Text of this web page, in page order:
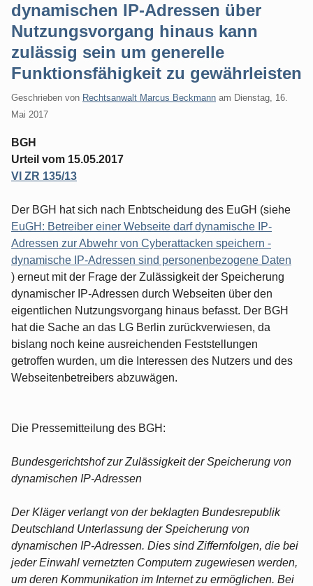
dynamischen IP-Adressen über
Nutzungsvorgang hinaus kann
zulässig sein um generelle
Funktionsfähigkeit zu gewährleisten
Geschrieben von Rechtsanwalt Marcus Beckmann am Dienstag, 16.
Mai 2017
BGH
Urteil vom 15.05.2017
VI ZR 135/13
Der BGH hat sich nach Enbtscheidung des EuGH (siehe
EuGH: Betreiber einer Webseite darf dynamische IP-
Adressen zur Abwehr von Cyberattacken speichern -
dynamische IP-Adressen sind personenbezogene Daten
) erneut mit der Frage der Zulässigkeit der Speicherung
dynamischer IP-Adressen durch Webseiten über den
eigentlichen Nutzungsvorgang hinaus befasst. Der BGH
hat die Sache an das LG Berlin zurückverwiesen, da
bislang noch keine ausreichenden Feststellungen
getroffen wurden, um die Interessen des Nutzers und des
Webseitenbetreibers abzuwägen.
Die Pressemitteilung des BGH:
Bundesgerichtshof zur Zulässigkeit der Speicherung von
dynamischen IP-Adressen
Der Kläger verlangt von der beklagten Bundesrepublik
Deutschland Unterlassung der Speicherung von
dynamischen IP-Adressen. Dies sind Ziffernfolgen, die bei
jeder Einwahl vernetzten Computern zugewiesen werden,
um deren Kommunikation im Internet zu ermöglichen. Bei